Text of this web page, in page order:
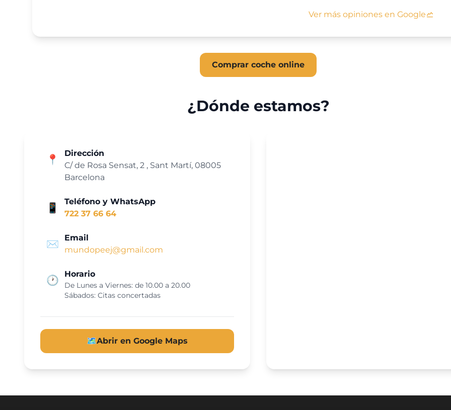
Ver más opiniones en Google
Comprar coche online
¿Dónde estamos?
📍
Dirección
C/ de Rosa Sensat, 2 , Sant Martí, 08005
Barcelona
📱
Teléfono y WhatsApp
722 37 66 64
✉️
Email
mundopeej@gmail.com
🕐
Horario
De Lunes a Viernes: de 10.00 a 20.00
Sábados: Citas concertadas
🗺️Abrir en Google Maps